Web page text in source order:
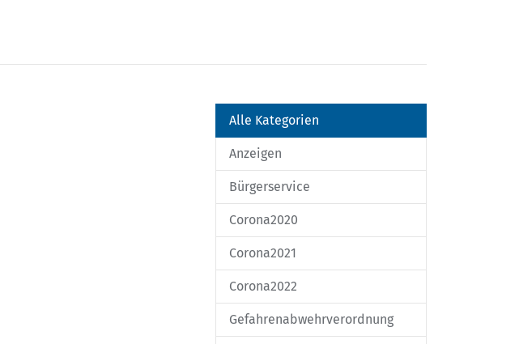
Alle Kategorien
Anzeigen
Bürgerservice
Corona2020
Corona2021
Corona2022
Gefahrenabwehrverordnung